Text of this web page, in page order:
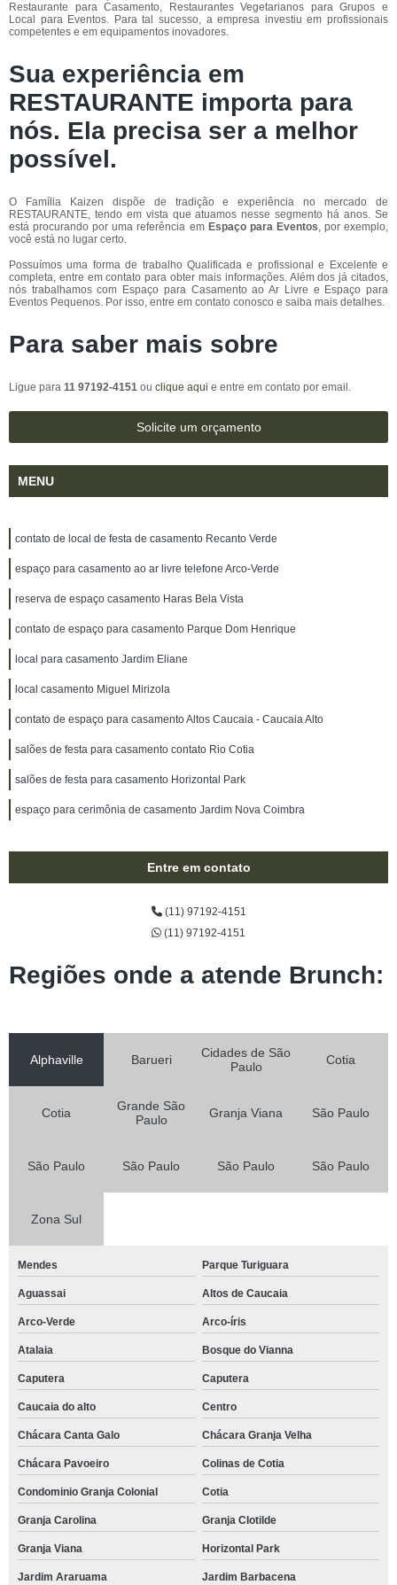
Restaurante para Casamento, Restaurantes Vegetarianos para Grupos e
Local para Eventos. Para tal sucesso, a empresa investiu em profissionais
competentes e em equipamentos inovadores.
Sua experiência em
RESTAURANTE importa para
nós. Ela precisa ser a melhor
possível.
O Família Kaizen dispõe de tradição e experiência no mercado de
RESTAURANTE, tendo em vista que atuamos nesse segmento há anos. Se
está procurando por uma referência em Espaço para Eventos, por exemplo,
você está no lugar certo.
Possuímos uma forma de trabalho Qualificada e profissional e Excelente e
completa, entre em contato para obter mais informações. Além dos já citados,
nós trabalhamos com Espaço para Casamento ao Ar Livre e Espaço para
Eventos Pequenos. Por isso, entre em contato conosco e saiba mais detalhes.
Para saber mais sobre
Ligue para 11 97192-4151 ou clique aqui e entre em contato por email.
Solicite um orçamento
MENU
contato de local de festa de casamento Recanto Verde
espaço para casamento ao ar livre telefone Arco-Verde
reserva de espaço casamento Haras Bela Vista
contato de espaço para casamento Parque Dom Henrique
local para casamento Jardim Eliane
local casamento Miguel Mirizola
contato de espaço para casamento Altos Caucaia - Caucaia Alto
salões de festa para casamento contato Rio Cotia
salões de festa para casamento Horizontal Park
espaço para cerimônia de casamento Jardim Nova Coimbra
Entre em contato
(11) 97192-4151
(11) 97192-4151
Regiões onde a atende Brunch:
Alphaville Barueri
Cidades de São
Paulo
Cotia
Cotia
Grande São
Paulo
Granja Viana São Paulo
São Paulo São Paulo São Paulo São Paulo
Zona Sul
Mendes Parque Turiguara
Aguassai Altos de Caucaia
Arco-Verde Arco-íris
Atalaia Bosque do Vianna
Caputera Caputera
Caucaia do alto Centro
Chácara Canta Galo Chácara Granja Velha
Chácara Pavoeiro Colinas de Cotia
Condominio Granja Colonial Cotia
Granja Carolina Granja Clotilde
Granja Viana Horizontal Park
Jardim Araruama Jardim Barbacena